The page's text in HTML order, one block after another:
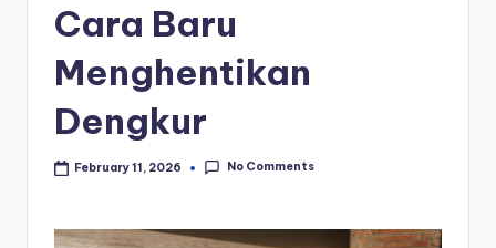
Cara Baru
Menghentikan
Dengkur
February 11, 2026 No Comments